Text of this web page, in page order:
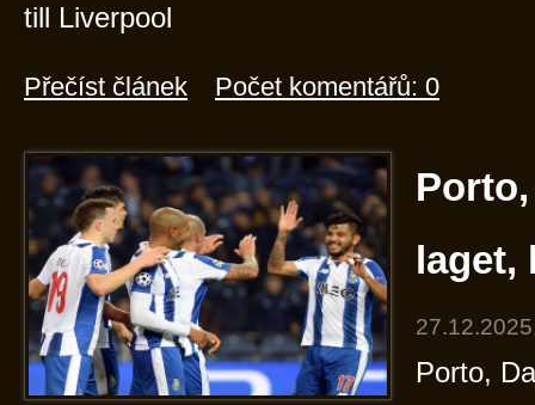
till Liverpool
Přečíst článek Počet komentářů: 0
Porto,